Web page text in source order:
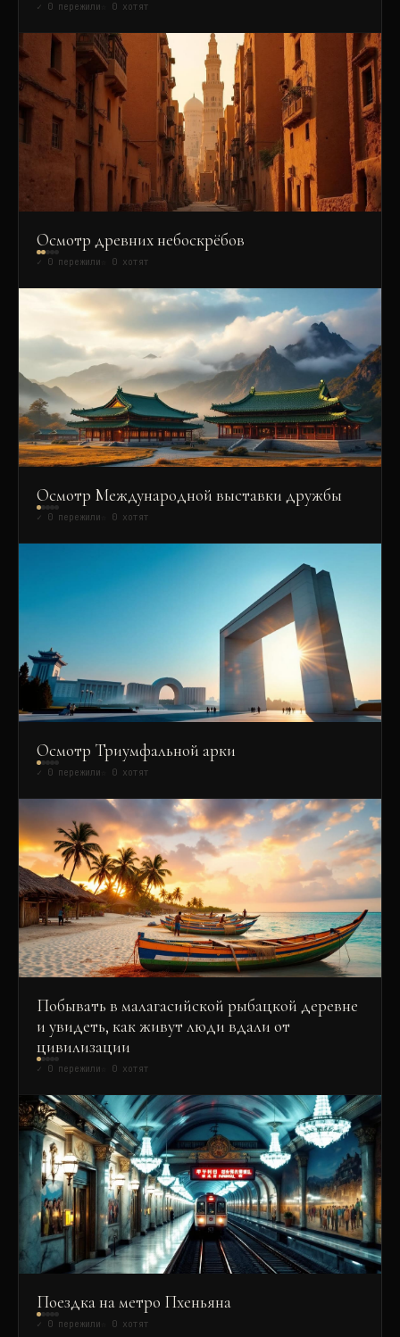
✓ 0 пережили 0 хотят
Осмотр древних небоскрёбов
✓ 0 пережили 0 хотят
Осмотр Международной выставки дружбы
✓ 0 пережили 0 хотят
Осмотр Триумфальной арки
✓ 0 пережили 0 хотят
Побывать в малагасийской рыбацкой деревне
и увидеть, как живут люди вдали от
цивилизации
✓ 0 пережили 0 хотят
Поездка на метро Пхеньяна
✓ 0 пережили 0 хотят